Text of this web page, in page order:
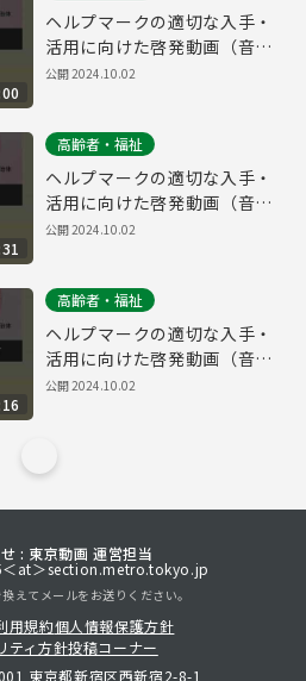
ヘルプマークの適切な入手・
活用に向けた啓発動画（音声
あり・６０秒・縦Ver.）
公開2024.10.02
高齢者・福祉
ヘルプマークの適切な入手・
活用に向けた啓発動画（音声
あり・３０秒・縦Ver.）
公開2024.10.02
高齢者・福祉
ヘルプマークの適切な入手・
活用に向けた啓発動画（音声
あり・１５秒・縦Ver.）
公開2024.10.02
: 東京動画 運営担当
at＞section.metro.tokyo.jp
えてメールをお送りください。
用規約個人情報保護方針
ティ方針投稿コーナー
東京都新宿区西新宿2-8-1